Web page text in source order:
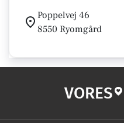
Poppelvej 46
8550 Ryomgård
VORES